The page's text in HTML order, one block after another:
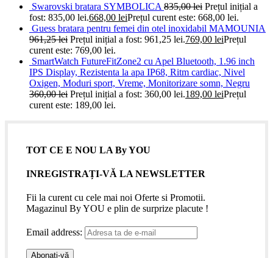
Swarovski bratara SYMBOLICA 835,00lei Prețul inițial a
fost: 835,00 lei.668,00 leiPrețul curent este: 668,00 lei.
Guess bratara pentru femei din otel inoxidabil MAMOUNIA
961,25lei Prețul inițial a fost: 961,25 lei.769,00 leiPrețul
curent este: 769,00 lei.
SmartWatch FutureFitZone2 cu Apel Bluetooth, 1.96 inch
IPS Display, Rezistenta la apa IP68, Ritm cardiac, Nivel
Oxigen, Moduri sport, Vreme, Monitorizare somn, Negru
360,00lei Prețul inițial a fost: 360,00 lei.189,00 leiPrețul
curent este: 189,00 lei.
TOT CE E NOU LA By YOU
INREGISTRAȚI-VĂ LA NEWSLETTER
Fii la curent cu cele mai noi Oferte si Promotii.
Magazinul By YOU e plin de surprize placute !
Email address: